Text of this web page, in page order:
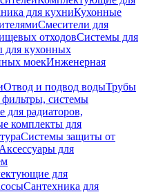
для кухниКухонные
Смесители для
отходовСистемы для
кухонных
моекИнженерная
Отвод и подвод водыТрубы
системы
радиаторов,
комплекты для
Системы защиты от
Аксессуары для
для
Сантехника для